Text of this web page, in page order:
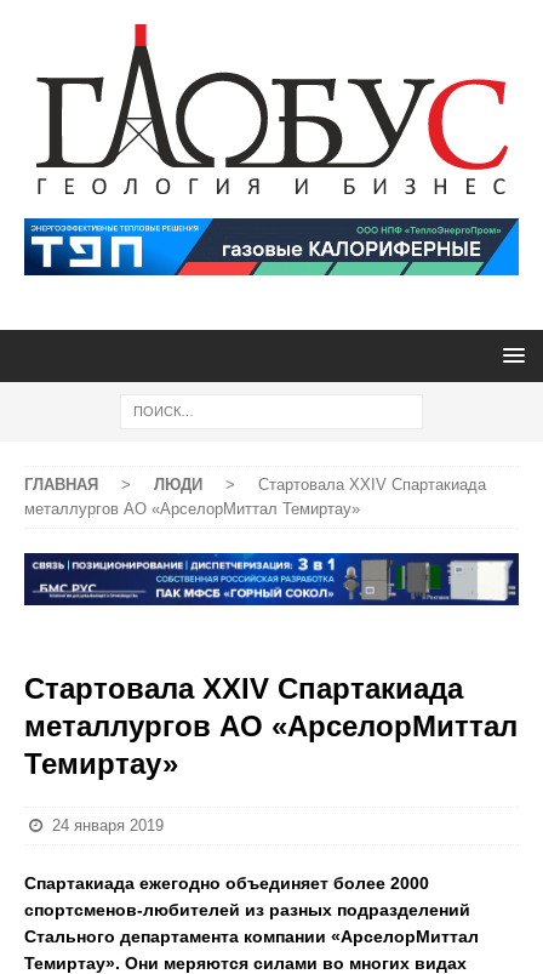
ГЛАВНАЯ > ЛЮДИ >
Стартовала XXIV Спартакиада
металлургов АО «АрселорМиттал Темиртау»
Стартовала XXIV Спартакиада
металлургов АО «АрселорМиттал
Темиртау»
24 января 2019
Спартакиада ежегодно объединяет более 2000
спортсменов-любителей из разных подразделений
Стального департамента компании «АрселорМиттал
Темиртау». Они меряются силами во многих видах